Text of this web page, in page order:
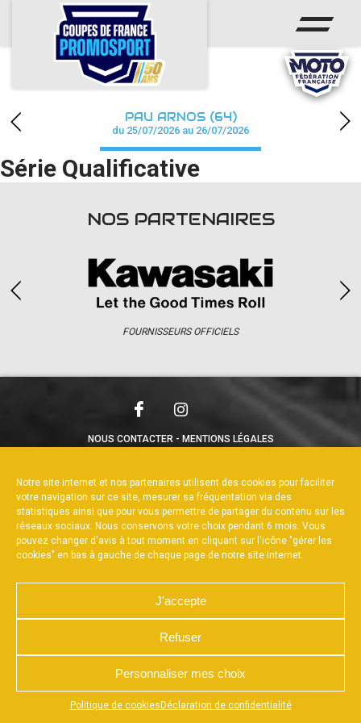
Notre site internet et nos partenaires utilisent des cookies pour faciliter
votre navigation sur ce site, mesurer sa fréquentation via des
statistiques ainsi que pour vous permettre de partager du contenu sur les
réseaux sociaux. Nous conservons votre choix pendant 6 mois. Vous
pouvez changer d'avis à tout moment en cliquant sur l'icône "gérer les
cookies" en bas à gauche de chaque page de notre site internet.
J'accepte
Refuser
Personnaliser mes choix
Politique de cookies Déclaration de confidentialité
Appuyez sur le bouton partager en bas de votre
ACCUEIL
ACTUS
CALENDRIER
CHAMPIONNAT
RÉSULTATS
accéder à la billetterie
PAU ARNOS (64)
du 25/07/2026 au 26/07/2026
Série Qualificative
NOS PARTENAIRES
FOURNISSEURS OFFICIELS
NOUS CONTACTER
MENTIONS LÉGALES
RÉALISÉ PAR L’AGENCE WEB A3WEB